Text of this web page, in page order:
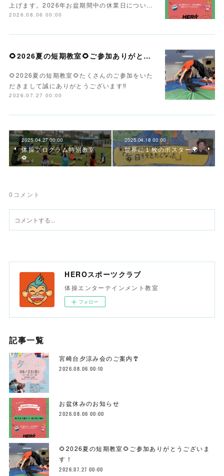
上げます。2026年お盆期間中の休業日につい…
2026.08.06 00:00
🌻2026夏の短期教室🌻ご参加ありがとうございます！
🌻2026夏の短期教室🌻たくさんのご参加をいた
だきまして誠にありがとうございます‼️
2026.07.27 00:00
2025.04.27 00:00
体操プログラム特別教室
⚽️
2025.04.18 00:00
世界に１枚のポスター🌍
0 コメント
HEROスポーツクラブ
体操エンターテインメント教室
フォロー
記事一覧
宮崎台夕涼み会のご案内🎐
2026.08.06 00:10
お盆休みのお知らせ
2026.08.06 00:00
🌻2026夏の短期教室🌻ご参加ありがとうございま
す！
2026.07.27 00:00